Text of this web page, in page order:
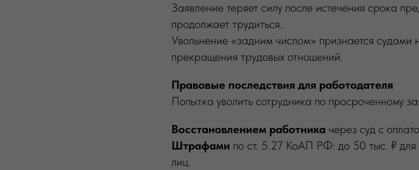
Заявление теряет силу после истечения срока
продолжает трудиться.
Увольнение «задним числом» признается
прекращения трудовых отношений.
Правовые последствия для работодателя
Попытка уволить сотрудника по просроченному
Восстановлением работника через суд с
Штрафами по ст. 5.27 КоАП РФ: до 50 тыс. ₽
лиц.